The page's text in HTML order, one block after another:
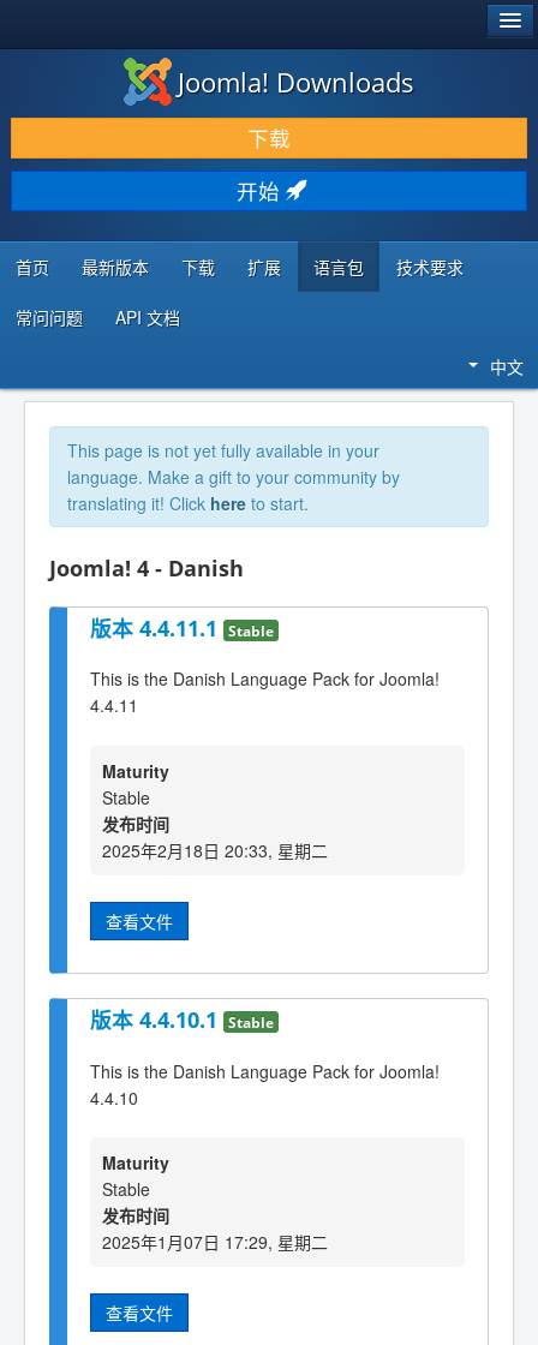
下载 & 扩展
发现 & 学习
社区 & 支持
开发者资源
Joomla! Downloads
下载
开始
首页 最新版本 下载 扩展 语言包 技术要求
常问问题 API 文档
中文
This page is not yet fully available in your
language. Make a gift to your community by
translating it! Click here to start.
Joomla! 4 - Danish
版本 4.4.11.1 Stable
This is the Danish Language Pack for Joomla!
4.4.11
Maturity
Stable
发布时间
2025年2月18日 20:33, 星期二
查看文件
版本 4.4.10.1 Stable
This is the Danish Language Pack for Joomla!
4.4.10
Maturity
Stable
发布时间
2025年1月07日 17:29, 星期二
查看文件